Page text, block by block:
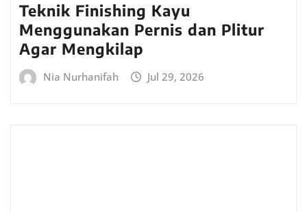
Teknik Finishing Kayu
Menggunakan Pernis dan Plitur
Agar Mengkilap
Nia Nurhanifah Jul 29, 2026